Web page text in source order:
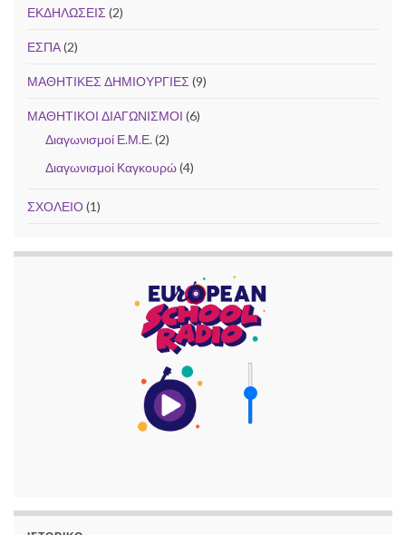
ΕΚΔΗΛΩΣΕΙΣ (2)
ΕΣΠΑ(2)
ΜΑΘΗΤΙΚΕΣ ΔΗΜΙΟΥΡΓΙΕΣ (9)
ΜΑΘΗΤΙΚΟΙ ΔΙΑΓΩΝΙΣΜΟΙ (6)
Διαγωνισμοί Ε.Μ.Ε.(2)
Διαγωνισμοί Καγκουρώ(4)
ΣΧΟΛΕΙΟ(1)